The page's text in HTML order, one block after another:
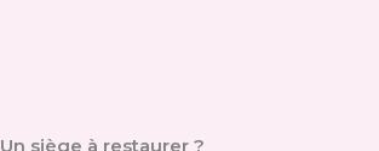
Un siège à restaurer ?